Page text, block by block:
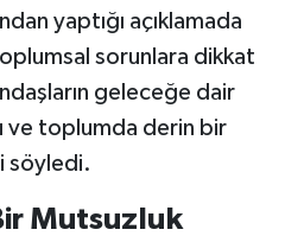
yaptığı açıklamada
sorunlara dikkat
geleceğe dair
ve toplumda derin bir
söyledi.
Mutsuzluk
Sahiplendirme